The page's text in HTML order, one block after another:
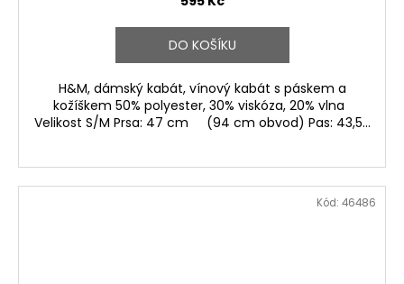
DO KOŠÍKU
H&M, dámský kabát, vínový kabát s páskem a
kožíškem 50% polyester, 30% viskóza, 20% vlna
Velikost S/M Prsa: 47 cm (94 cm obvod) Pas: 43,5...
Kód: 46486